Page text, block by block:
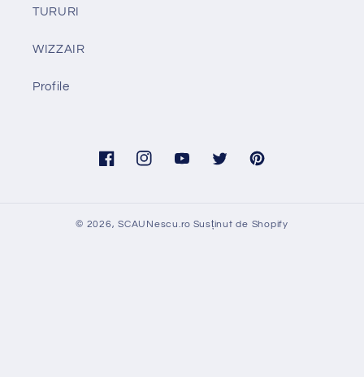
TURURI
WIZZAIR
Profile
FacebookInstagramYouTubeTwitter Pinterest
© 2026,SCAUNescu.ro Susținut de Shopify